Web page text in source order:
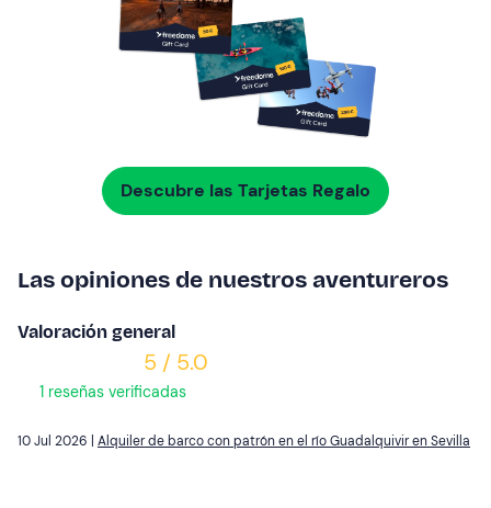
Descubre las Tarjetas Regalo
Las opiniones de nuestros aventureros
Valoración general
5 / 5.0
1 reseñas verificadas
10 Jul 2026 | Alquiler de barco con patrón en el río Guadalquivir en Sevilla